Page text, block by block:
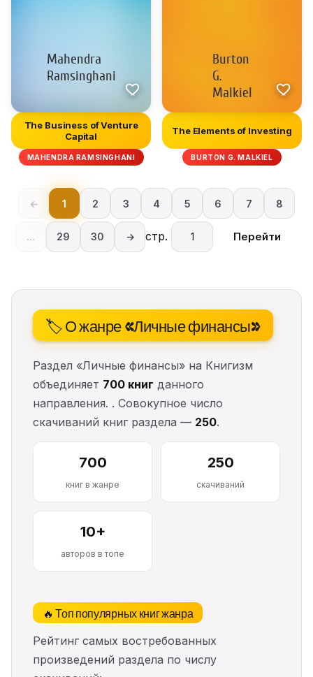
The Business of Venture
Capital
MAHENDRA RAMSINGHANI
The Elements of Investing
BURTON G. MALKIEL
← 1 2 3 4 5 6 7 8
... 29 30 → стр. Перейти
🏷️ О жанре «Личные финансы»
Раздел «Личные финансы» на Книгизм
объединяет 700 книг данного
направления. . Совокупное число
скачиваний книг раздела — 250.
700
книг в жанре
250
скачиваний
10+
авторов в топе
🔥 Топ популярных книг жанра
Рейтинг самых востребованных
произведений раздела по числу